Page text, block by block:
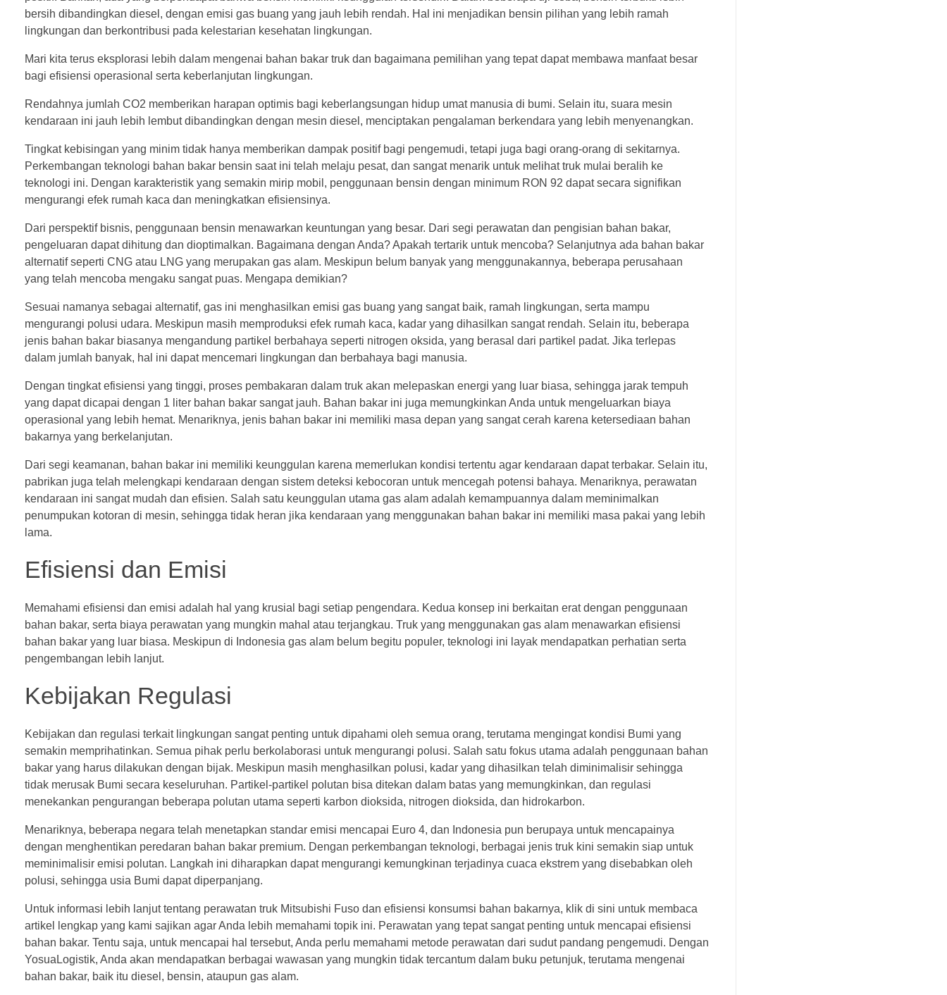
bersih dibandingkan diesel, dengan emisi gas buang yang jauh lebih rendah. Hal ini menjadikan bensin pilihan yang lebih ramah
lingkungan dan berkontribusi pada kelestarian kesehatan lingkungan.
Mari kita terus eksplorasi lebih dalam mengenai bahan bakar truk dan bagaimana pemilihan yang tepat dapat membawa manfaat besar
bagi efisiensi operasional serta keberlanjutan lingkungan.
Rendahnya jumlah CO2 memberikan harapan optimis bagi keberlangsungan hidup umat manusia di bumi. Selain itu, suara mesin
kendaraan ini jauh lebih lembut dibandingkan dengan mesin diesel, menciptakan pengalaman berkendara yang lebih menyenangkan.
Tingkat kebisingan yang minim tidak hanya memberikan dampak positif bagi pengemudi, tetapi juga bagi orang-orang di sekitarnya.
Perkembangan teknologi bahan bakar bensin saat ini telah melaju pesat, dan sangat menarik untuk melihat truk mulai beralih ke
teknologi ini. Dengan karakteristik yang semakin mirip mobil, penggunaan bensin dengan minimum RON 92 dapat secara signifikan
mengurangi efek rumah kaca dan meningkatkan efisiensinya.
Dari perspektif bisnis, penggunaan bensin menawarkan keuntungan yang besar. Dari segi perawatan dan pengisian bahan bakar,
pengeluaran dapat dihitung dan dioptimalkan. Bagaimana dengan Anda? Apakah tertarik untuk mencoba? Selanjutnya ada bahan bakar
alternatif seperti CNG atau LNG yang merupakan gas alam. Meskipun belum banyak yang menggunakannya, beberapa perusahaan
yang telah mencoba mengaku sangat puas. Mengapa demikian?
Sesuai namanya sebagai alternatif, gas ini menghasilkan emisi gas buang yang sangat baik, ramah lingkungan, serta mampu
mengurangi polusi udara. Meskipun masih memproduksi efek rumah kaca, kadar yang dihasilkan sangat rendah. Selain itu, beberapa
jenis bahan bakar biasanya mengandung partikel berbahaya seperti nitrogen oksida, yang berasal dari partikel padat. Jika terlepas
dalam jumlah banyak, hal ini dapat mencemari lingkungan dan berbahaya bagi manusia.
Dengan tingkat efisiensi yang tinggi, proses pembakaran dalam truk akan melepaskan energi yang luar biasa, sehingga jarak tempuh
yang dapat dicapai dengan 1 liter bahan bakar sangat jauh. Bahan bakar ini juga memungkinkan Anda untuk mengeluarkan biaya
operasional yang lebih hemat. Menariknya, jenis bahan bakar ini memiliki masa depan yang sangat cerah karena ketersediaan bahan
bakarnya yang berkelanjutan.
Dari segi keamanan, bahan bakar ini memiliki keunggulan karena memerlukan kondisi tertentu agar kendaraan dapat terbakar. Selain itu,
pabrikan juga telah melengkapi kendaraan dengan sistem deteksi kebocoran untuk mencegah potensi bahaya. Menariknya, perawatan
kendaraan ini sangat mudah dan efisien. Salah satu keunggulan utama gas alam adalah kemampuannya dalam meminimalkan
penumpukan kotoran di mesin, sehingga tidak heran jika kendaraan yang menggunakan bahan bakar ini memiliki masa pakai yang lebih
lama.
Efisiensi dan Emisi
Memahami efisiensi dan emisi adalah hal yang krusial bagi setiap pengendara. Kedua konsep ini berkaitan erat dengan penggunaan
bahan bakar, serta biaya perawatan yang mungkin mahal atau terjangkau. Truk yang menggunakan gas alam menawarkan efisiensi
bahan bakar yang luar biasa. Meskipun di Indonesia gas alam belum begitu populer, teknologi ini layak mendapatkan perhatian serta
pengembangan lebih lanjut.
Kebijakan Regulasi
Kebijakan dan regulasi terkait lingkungan sangat penting untuk dipahami oleh semua orang, terutama mengingat kondisi Bumi yang
semakin memprihatinkan. Semua pihak perlu berkolaborasi untuk mengurangi polusi. Salah satu fokus utama adalah penggunaan bahan
bakar yang harus dilakukan dengan bijak. Meskipun masih menghasilkan polusi, kadar yang dihasilkan telah diminimalisir sehingga
tidak merusak Bumi secara keseluruhan. Partikel-partikel polutan bisa ditekan dalam batas yang memungkinkan, dan regulasi
menekankan pengurangan beberapa polutan utama seperti karbon dioksida, nitrogen dioksida, dan hidrokarbon.
Menariknya, beberapa negara telah menetapkan standar emisi mencapai Euro 4, dan Indonesia pun berupaya untuk mencapainya
dengan menghentikan peredaran bahan bakar premium. Dengan perkembangan teknologi, berbagai jenis truk kini semakin siap untuk
meminimalisir emisi polutan. Langkah ini diharapkan dapat mengurangi kemungkinan terjadinya cuaca ekstrem yang disebabkan oleh
polusi, sehingga usia Bumi dapat diperpanjang.
Untuk informasi lebih lanjut tentang perawatan truk Mitsubishi Fuso dan efisiensi konsumsi bahan bakarnya, klik di sini untuk membaca
artikel lengkap yang kami sajikan agar Anda lebih memahami topik ini. Perawatan yang tepat sangat penting untuk mencapai efisiensi
bahan bakar. Tentu saja, untuk mencapai hal tersebut, Anda perlu memahami metode perawatan dari sudut pandang pengemudi. Dengan
YosuaLogistik, Anda akan mendapatkan berbagai wawasan yang mungkin tidak tercantum dalam buku petunjuk, terutama mengenai
bahan bakar, baik itu diesel, bensin, ataupun gas alam.